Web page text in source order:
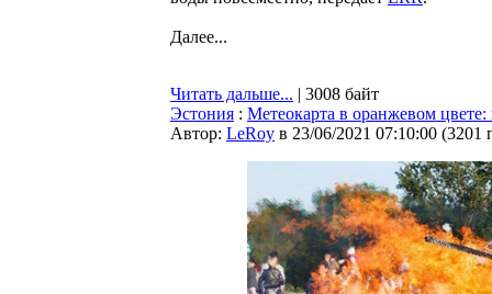
Далее...
Читать дальше... | 3008 байт
Эстония : Метеокарта в оранжевом
Автор: LeRoy в 23/06/2021 07:10:00 (3201